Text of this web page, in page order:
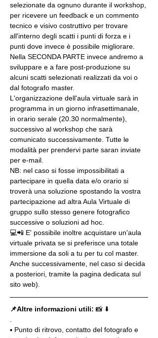
selezionate da ognuno durante il workshop,
per ricevere un feedback e un commento
tecnico e visivo costruttivo per trovare
all'interno degli scatti i punti di forza e i
punti dove invece è possibile migliorare.
Nella SECONDA PARTE invece andremo a
sviluppare e a fare post-produzione su
alcuni scatti selezionati realizzati da voi o
dal fotografo master.
L'organizzazione dell'aula virtuale sarà in
programma in un giorno infrasettimanale,
in orario serale (20.30 normalmente),
successivo al workshop che sarà
comunicato successivamente. Tutte le
modalità per prendervi parte saran inviate
per e-mail.
NB: nel caso si fosse impossibilitati a
partecipare in quella data e/o orario si
troverà una soluzione spostando la vostra
partecipazione ad altra Aula Virtuale di
gruppo sullo stesso genere fotografico
successive o soluzioni ad hoc.
💻📲 E' possibile inoltre acquistare un'aula
virtuale privata se si preferisce una totale
immersione da soli a tu per tu col master.
Anche successivamente, nel caso si decida
a posteriori, tramite la pagina dedicata sul
sito web).
📌Altre informazioni utili: 📸 ⬇️
▪️ Punto di ritrovo, contatto del fotografo e